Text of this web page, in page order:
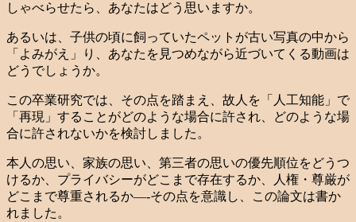
しゃべらせたら、あなたはどう思いますか。
あるいは、子供の頃に飼っていたペットが古い写真の中から
「よみがえ」り、あなたを見つめながら近づいてくる動画は
どうでしょうか。
この卒業研究では、その点を踏まえ、故人を「人工知能」で
「再現」することがどのような場合に許され、どのような場
合に許されないかを検討しました。
本人の思い、家族の思い、第三者の思いの優先順位をどうつ
けるか、プライバシーがどこまで存在するか、人権・尊厳が
どこまで尊重されるか—-その点を意識し、この論文は書か
れました。